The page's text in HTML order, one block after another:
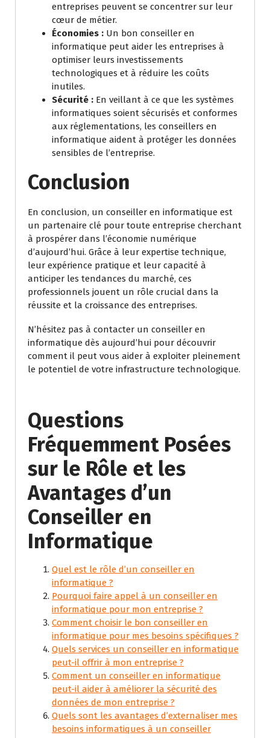
entreprises peuvent se concentrer sur leur
cœur de métier.
Économies : Un bon conseiller en
informatique peut aider les entreprises à
optimiser leurs investissements
technologiques et à réduire les coûts
inutiles.
Sécurité : En veillant à ce que les systèmes
informatiques soient sécurisés et conformes
aux réglementations, les conseillers en
informatique aident à protéger les données
sensibles de l’entreprise.
Conclusion
En conclusion, un conseiller en informatique est
un partenaire clé pour toute entreprise cherchant
à prospérer dans l’économie numérique
d’aujourd’hui. Grâce à leur expertise technique,
leur expérience pratique et leur capacité à
anticiper les tendances du marché, ces
professionnels jouent un rôle crucial dans la
réussite et la croissance des entreprises.
N’hésitez pas à contacter un conseiller en
informatique dès aujourd’hui pour découvrir
comment il peut vous aider à exploiter pleinement
le potentiel de votre infrastructure technologique.
Questions
Fréquemment Posées
sur le Rôle et les
Avantages d’un
Conseiller en
Informatique
Quel est le rôle d’un conseiller en
informatique ?
Pourquoi faire appel à un conseiller en
informatique pour mon entreprise ?
Comment choisir le bon conseiller en
informatique pour mes besoins spécifiques ?
Quels services un conseiller en informatique
peut-il offrir à mon entreprise ?
Comment un conseiller en informatique
peut-il aider à améliorer la sécurité des
données de mon entreprise ?
Quels sont les avantages d’externaliser mes
besoins informatiques à un conseiller